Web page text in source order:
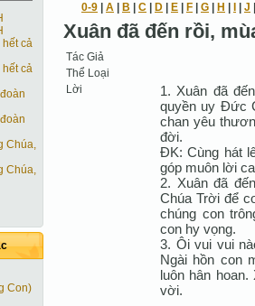
hết cả
hết cả
Chúa,
Chúa,
Con)
0-9 A B C D E F G H J
Xuân đã đến rồi,
Tác Giả
Thể Loại
Lời
1. Xuân đã
quyền uy Ðức
chan yêu
đời.
ÐK: Cùng hát
góp muôn lời
2. Xuân đã
Chúa Trời để
chúng con
con hy vọng.
3. Ôi vui vui
Ngài hồn con
luôn hân
vời.